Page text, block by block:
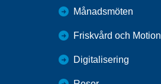
Månadsmöten
Friskvård och Motion
Digitalisering